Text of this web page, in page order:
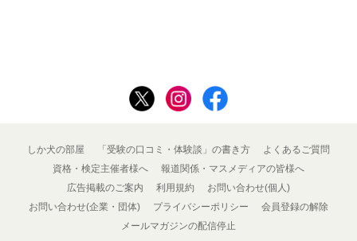
しか犬の部屋 「受験の口コミ・体験談」の書き方
よくあるご質問
資格・検定主催者様へ
報道関係・マスメディアの皆様へ
広告掲載のご案内
利用規約
お問い合わせ(個人)
お問い合わせ(企業・団体)
プライバシーポリシー
会員登録の解除
メールマガジンの配信停止